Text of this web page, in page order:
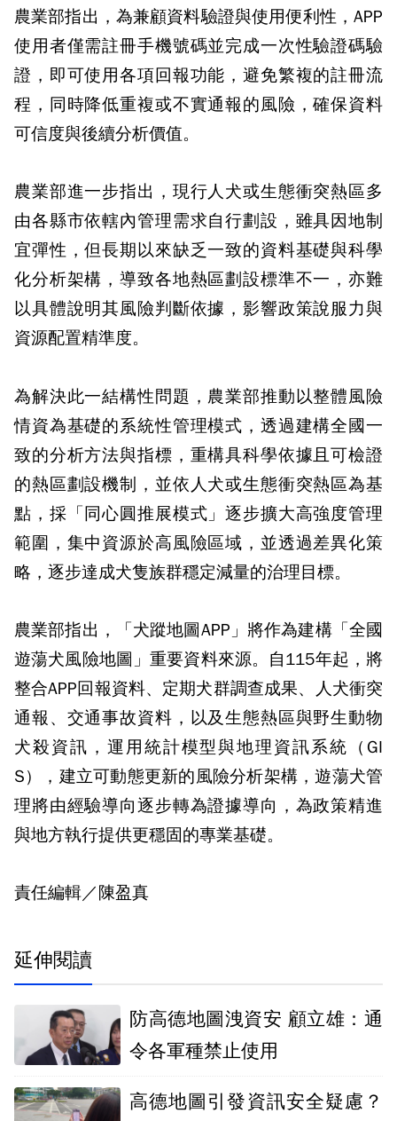
農業部指出，為兼顧資料驗證與使用便利性，APP
使用者僅需註冊手機號碼並完成一次性驗證碼驗
證，即可使用各項回報功能，避免繁複的註冊流
程，同時降低重複或不實通報的風險，確保資料
可信度與後續分析價值。
農業部進一步指出，現行人犬或生態衝突熱區多
由各縣市依轄內管理需求自行劃設，雖具因地制
宜彈性，但長期以來缺乏一致的資料基礎與科學
化分析架構，導致各地熱區劃設標準不一，亦難
以具體說明其風險判斷依據，影響政策說服力與
資源配置精準度。
為解決此一結構性問題，農業部推動以整體風險
情資為基礎的系統性管理模式，透過建構全國一
致的分析方法與指標，重構具科學依據且可檢證
的熱區劃設機制，並依人犬或生態衝突熱區為基
點，採「同心圓推展模式」逐步擴大高強度管理
範圍，集中資源於高風險區域，並透過差異化策
略，逐步達成犬隻族群穩定減量的治理目標。
農業部指出，「犬蹤地圖APP」將作為建構「全國
遊蕩犬風險地圖」重要資料來源。自115年起，將
整合APP回報資料、定期犬群調查成果、人犬衝突
通報、交通事故資料，以及生態熱區與野生動物
犬殺資訊，運用統計模型與地理資訊系統（GI
S），建立可動態更新的風險分析架構，遊蕩犬管
理將由經驗導向逐步轉為證據導向，為政策精進
與地方執行提供更穩固的專業基礎。
責任編輯／陳盈真
延伸閱讀
防高德地圖洩資安 顧立雄：通
令各軍種禁止使用
高德地圖引發資訊安全疑慮？